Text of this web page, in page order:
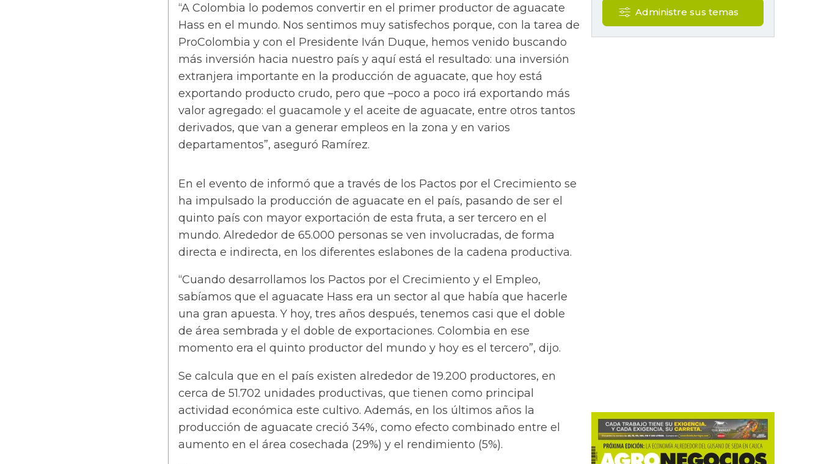
“A Colombia lo podemos convertir en el primer productor de aguacate
Hass en el mundo. Nos sentimos muy satisfechos porque, con la tarea de
ProColombia y con el Presidente Iván Duque, hemos venido buscando
más inversión hacia nuestro país y aquí está el resultado: una inversión
extranjera importante en la producción de aguacate, que hoy está
exportando producto crudo, pero que –poco a poco irá exportando más
valor agregado: el guacamole y el aceite de aguacate, entre otros tantos
derivados, que van a generar empleos en la zona y en varios
departamentos”, aseguró Ramírez.
En el evento de informó que a través de los Pactos por el Crecimiento se
ha impulsado la producción de aguacate en el país, pasando de ser el
quinto país con mayor exportación de esta fruta, a ser tercero en el
mundo. Alrededor de 65.000 personas se ven involucradas, de forma
directa e indirecta, en los diferentes eslabones de la cadena productiva.
“Cuando desarrollamos los Pactos por el Crecimiento y el Empleo,
sabíamos que el aguacate Hass era un sector al que había que hacerle
una gran apuesta. Y hoy, tres años después, tenemos casi que el doble
de área sembrada y el doble de exportaciones. Colombia en ese
momento era el quinto productor del mundo y hoy es el tercero”, dijo.
Se calcula que en el país existen alrededor de 19.200 productores, en
cerca de 51.702 unidades productivas, que tienen como principal
actividad económica este cultivo. Además, en los últimos años la
producción de aguacate creció 34%, como efecto combinado entre el
aumento en el área cosechada (29%) y el rendimiento (5%).
Administre sus temas